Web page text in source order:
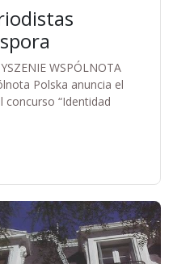
WSPÓLNOTA
Polska anuncia el
concurso “Identidad